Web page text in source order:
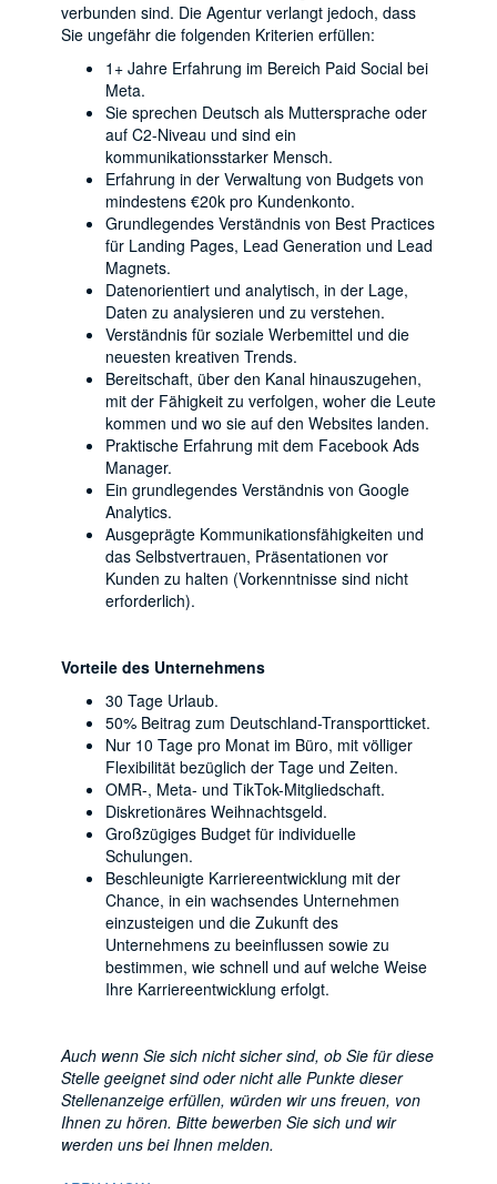
verbunden sind. Die Agentur verlangt jedoch, dass
Sie ungefähr die folgenden Kriterien erfüllen:
1+ Jahre Erfahrung im Bereich Paid Social bei
Meta.
Sie sprechen Deutsch als Muttersprache oder
auf C2-Niveau und sind ein
kommunikationsstarker Mensch.
Erfahrung in der Verwaltung von Budgets von
mindestens €20k pro Kundenkonto.
Grundlegendes Verständnis von Best Practices
für Landing Pages, Lead Generation und Lead
Magnets.
Datenorientiert und analytisch, in der Lage,
Daten zu analysieren und zu verstehen.
Verständnis für soziale Werbemittel und die
neuesten kreativen Trends.
Bereitschaft, über den Kanal hinauszugehen,
mit der Fähigkeit zu verfolgen, woher die Leute
kommen und wo sie auf den Websites landen.
Praktische Erfahrung mit dem Facebook Ads
Manager.
Ein grundlegendes Verständnis von Google
Analytics.
Ausgeprägte Kommunikationsfähigkeiten und
das Selbstvertrauen, Präsentationen vor
Kunden zu halten (Vorkenntnisse sind nicht
erforderlich).
Vorteile des Unternehmens
30 Tage Urlaub.
50% Beitrag zum Deutschland-Transportticket.
Nur 10 Tage pro Monat im Büro, mit völliger
Flexibilität bezüglich der Tage und Zeiten.
OMR-, Meta- und TikTok-Mitgliedschaft.
Diskretionäres Weihnachtsgeld.
Großzügiges Budget für individuelle
Schulungen.
Beschleunigte Karriereentwicklung mit der
Chance, in ein wachsendes Unternehmen
einzusteigen und die Zukunft des
Unternehmens zu beeinflussen sowie zu
bestimmen, wie schnell und auf welche Weise
Ihre Karriereentwicklung erfolgt.
Auch wenn Sie sich nicht sicher sind, ob Sie für diese
Stelle geeignet sind oder nicht alle Punkte dieser
Stellenanzeige erfüllen, würden wir uns freuen, von
Ihnen zu hören. Bitte bewerben Sie sich und wir
werden uns bei Ihnen melden.